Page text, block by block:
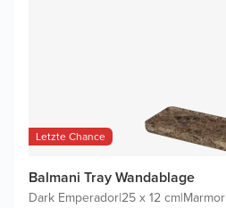
Letzte Chance
Balmani Tray Wandablage
Dark Emperador|25 x 12 cm|Marmor